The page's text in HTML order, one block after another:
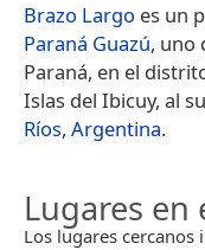
Brazo Largo es un
Paraná Guazú, uno
Paraná, en el
Islas del Ibicuy, al
Ríos, Argentina.
Lugares en
Los lugares cercanos